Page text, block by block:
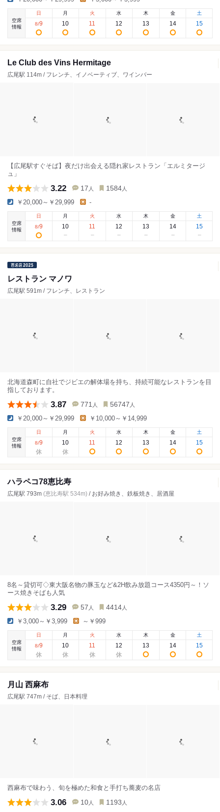
空席
情報
日
8/9
月
10
火
11
水
12
木
13
金
14
土
15
Le Club des Vins Hermitage
広尾駅 114m / フレンチ、イノベーティブ、ワインバー
【広尾駅すぐそば】夜だけ出会える隠れ家レストラン「エルミタージ
ュ」
3.22 17 人 1584 人
￥20,000～￥29,999 -
空席
情報
日
8/9
月
10
火
11
水
12
木
13
金
14
土
15
レストラン マノワ
広尾駅 591m / フレンチ、レストラン
北海道森町に自社でジビエの解体場を持ち、持続可能なレストランを目
指しております。
3.87 771 人 56747 人
￥20,000～￥29,999 ￥10,000～￥14,999
空席
情報
日
8/9
月
10
火
11
水
12
木
13
金
14
土
15
ハラペコ78恵比寿
広尾駅 793m (恵比寿駅 534m) / お好み焼き、鉄板焼き、居酒屋
8名～貸切可◇東大阪名物の豚玉など&2H飲み放題コース4350円～！ソ
ース焼きそばも人気
3.29 57 人 4414 人
￥3,000～￥3,999 ～￥999
空席
情報
日
8/9
月
10
火
11
水
12
木
13
金
14
土
15
月山 西麻布
広尾駅 747m / そば、日本料理
西麻布で味わう、旬を極めた和食と手打ち蕎麦の名店
3.06 10 人 1193 人